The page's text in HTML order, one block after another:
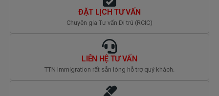
ĐẶT LỊCH TƯ VẤN
Chuyên gia Tư vấn Di trú (RCIC)
LIÊN HỆ TƯ VẤN
TTN Immigration rất sẵn lòng hỗ trợ quý khách.